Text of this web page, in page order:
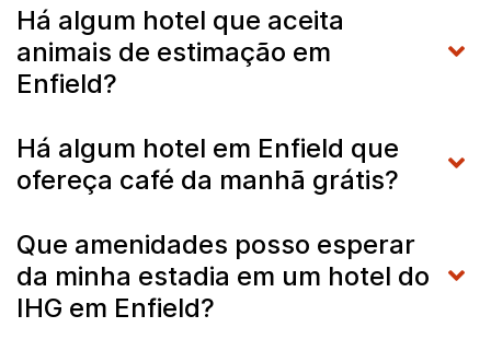
Há algum hotel que aceita
animais de estimação em
Enfield?
Há algum hotel em Enfield que
ofereça café da manhã grátis?
Que amenidades posso esperar
da minha estadia em um hotel do
IHG em Enfield?